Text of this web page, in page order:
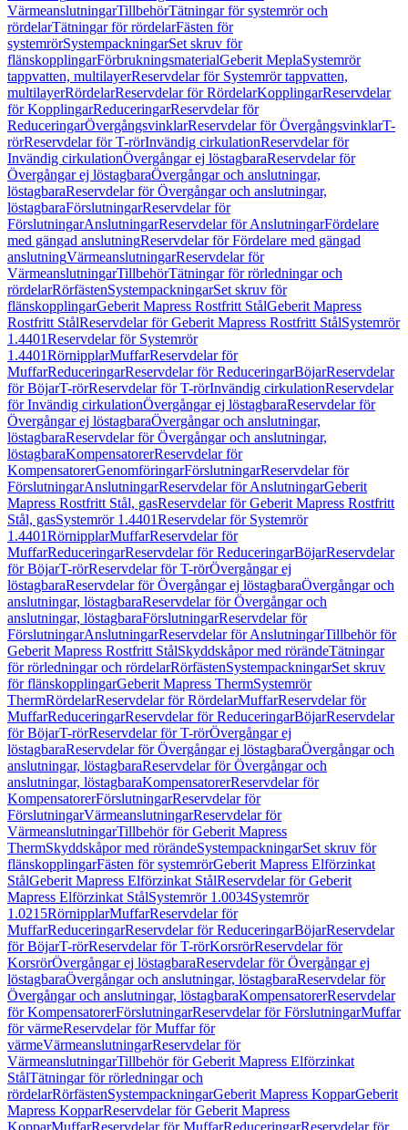
VärmeanslutningarTillbehörTätningar för systemrör och
rördelarTätningar för rördelarFästen för
systemrörSystempackningarSet skruv för
flänskopplingarFörbrukningsmaterialGeberit MeplaSystemrör
tappvatten, multilayerReservdelar för Systemrör tappvatten,
multilayerRördelarReservdelar för RördelarKopplingarReservdelar
för KopplingarReduceringarReservdelar för
ReduceringarÖvergångsvinklarReservdelar för ÖvergångsvinklarT-
rörReservdelar för T-rörInvändig cirkulationReservdelar för
Invändig cirkulationÖvergångar ej löstagbaraReservdelar för
Övergångar ej löstagbaraÖvergångar och anslutningar,
löstagbaraReservdelar för Övergångar och anslutningar,
löstagbaraFörslutningarReservdelar för
FörslutningarAnslutningarReservdelar för AnslutningarFördelare
med gängad anslutningReservdelar för Fördelare med gängad
anslutningVärmeanslutningarReservdelar för
VärmeanslutningarTillbehörTätningar för rörledningar och
rördelarRörfästenSystempackningarSet skruv för
flänskopplingarGeberit Mapress Rostfritt StålGeberit Mapress
Rostfritt StålReservdelar för Geberit Mapress Rostfritt StålSystemrör
1.4401Reservdelar för Systemrör
1.4401RörnipplarMuffarReservdelar för
MuffarReduceringarReservdelar för ReduceringarBöjarReservdelar
för BöjarT-rörReservdelar för T-rörInvändig cirkulationReservdelar
för Invändig cirkulationÖvergångar ej löstagbaraReservdelar för
Övergångar ej löstagbaraÖvergångar och anslutningar,
löstagbaraReservdelar för Övergångar och anslutningar,
löstagbaraKompensatorerReservdelar för
KompensatorerGenomföringarFörslutningarReservdelar för
FörslutningarAnslutningarReservdelar för AnslutningarGeberit
Mapress Rostfritt Stål, gasReservdelar för Geberit Mapress Rostfritt
Stål, gasSystemrör 1.4401Reservdelar för Systemrör
1.4401RörnipplarMuffarReservdelar för
MuffarReduceringarReservdelar för ReduceringarBöjarReservdelar
för BöjarT-rörReservdelar för T-rörÖvergångar ej
löstagbaraReservdelar för Övergångar ej löstagbaraÖvergångar och
anslutningar, löstagbaraReservdelar för Övergångar och
anslutningar, löstagbaraFörslutningarReservdelar för
FörslutningarAnslutningarReservdelar för AnslutningarTillbehör för
Geberit Mapress Rostfritt StålSkyddskåpor med rörändeTätningar
för rörledningar och rördelarRörfästenSystempackningarSet skruv
för flänskopplingarGeberit Mapress ThermSystemrör
ThermRördelarReservdelar för RördelarMuffarReservdelar för
MuffarReduceringarReservdelar för ReduceringarBöjarReservdelar
för BöjarT-rörReservdelar för T-rörÖvergångar ej
löstagbaraReservdelar för Övergångar ej löstagbaraÖvergångar och
anslutningar, löstagbaraReservdelar för Övergångar och
anslutningar, löstagbaraKompensatorerReservdelar för
KompensatorerFörslutningarReservdelar för
FörslutningarVärmeanslutningarReservdelar för
VärmeanslutningarTillbehör för Geberit Mapress
ThermSkyddskåpor med rörändeSystempackningarSet skruv för
flänskopplingarFästen för systemrörGeberit Mapress Elförzinkat
StålGeberit Mapress Elförzinkat StålReservdelar för Geberit
Mapress Elförzinkat StålSystemrör 1.0034Systemrör
1.0215RörnipplarMuffarReservdelar för
MuffarReduceringarReservdelar för ReduceringarBöjarReservdelar
för BöjarT-rörReservdelar för T-rörKorsrörReservdelar för
KorsrörÖvergångar ej löstagbaraReservdelar för Övergångar ej
löstagbaraÖvergångar och anslutningar, löstagbaraReservdelar för
Övergångar och anslutningar, löstagbaraKompensatorerReservdelar
för KompensatorerFörslutningarReservdelar för FörslutningarMuffar
för värmeReservdelar för Muffar för
värmeVärmeanslutningarReservdelar för
VärmeanslutningarTillbehör för Geberit Mapress Elförzinkat
StålTätningar för rörledningar och
rördelarRörfästenSystempackningarGeberit Mapress KopparGeberit
Mapress KopparReservdelar för Geberit Mapress
KopparMuffarReservdelar för MuffarReduceringarReservdelar för